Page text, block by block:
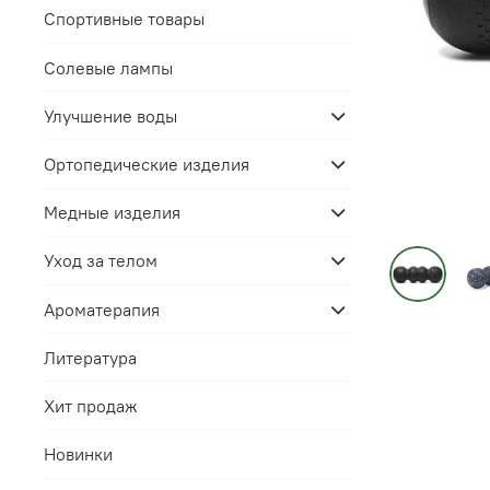
Спортивные товары
Солевые лампы
Улучшение воды
Ортопедические изделия
Медные изделия
Уход за телом
Ароматерапия
Литература
Хит продаж
Новинки